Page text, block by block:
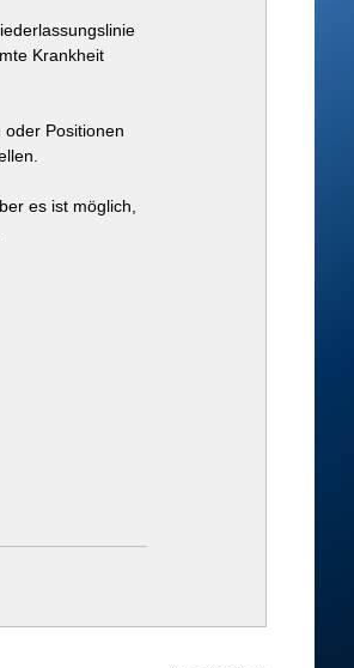
Krankheit
Positionen
es ist möglich,